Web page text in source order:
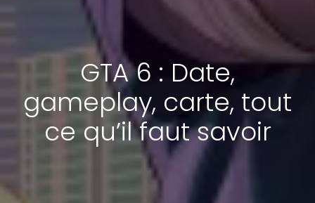
GTA 6 : Date,
gameplay, carte, tout
ce qu’il faut savoir